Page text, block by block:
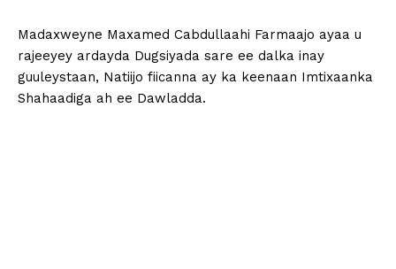
Madaxweyne Maxamed Cabdullaahi Farmaajo ayaa u
rajeeyey ardayda Dugsiyada sare ee dalka inay
guuleystaan, Natiijo fiicanna ay ka keenaan Imtixaanka
Shahaadiga ah ee Dawladda.